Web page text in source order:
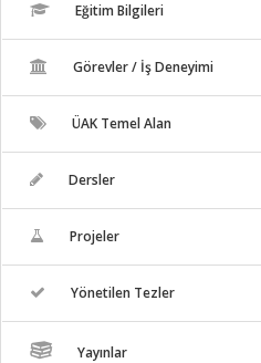
Eğitim Bilgileri
Görevler / İş Deneyimi
ÜAK Temel Alan
Dersler
Projeler
Yönetilen Tezler
Yayınlar